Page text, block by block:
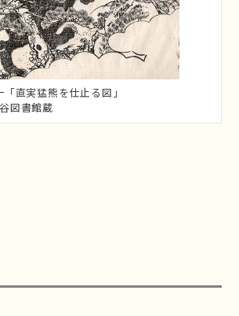
直実猛熊を仕止る図」
図書館蔵